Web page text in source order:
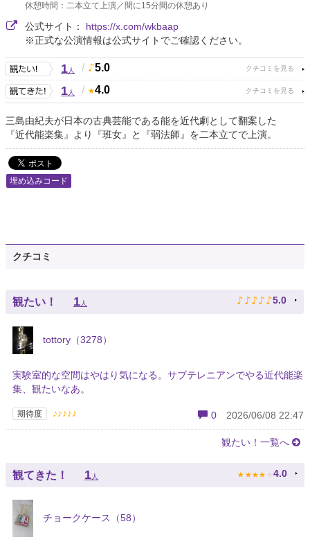
休憩時間：二本立て上演／間に15分間の休憩あり
公式サイト： https://x.com/wkbaap
※正式な公演情報は公式サイトでご確認ください。
1人 / 5.0
1人 / 4.0
三島由紀夫が日本の古典芸能である能を近代劇として翻案した
『近代能楽集』より『班女』と『弱法師』を二本立てで上演。
埋め込みコード
クチコミ
観たい！ 1人 ♪ ♪ ♪ ♪ ♪ 5.0
tottory（3278）
実験室的な空間はやはり気になる。サブテレニアンでやる近代能楽
集、観たいなあ。
期待度 ♪♪♪♪♪ 0 2026/06/08 22:47
観たい！一覧へ
観てきた！ 1 人 ★ ★ ★ ★ ★ 4.0
チョークケース（58）